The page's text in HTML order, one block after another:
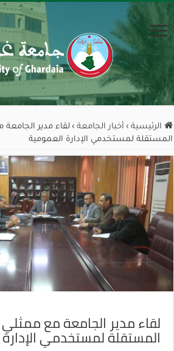
الرئيسية › أخبار الجامعة › لقاء مدير الجامعة
المستقلة لمستخدمي الإدارة العمومية
لقاء مدير الجامعة مع ممثلي
المستقلة لمستخدمي